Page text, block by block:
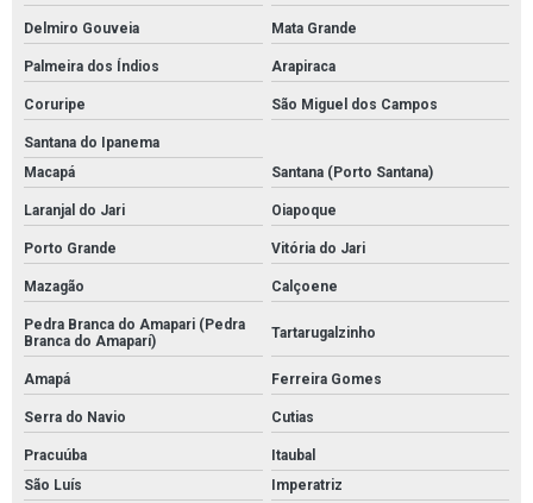
Delmiro Gouveia Mata Grande
Palmeira dos Índios Arapiraca
Coruripe São Miguel dos Campos
Santana do Ipanema
Macapá
Santana (Porto Santana)
Laranjal do Jari Oiapoque
Porto Grande Vitória do Jari
Mazagão Calçoene
Pedra Branca do Amapari (Pedra
Branca do Amaparí)
Tartarugalzinho
Amapá Ferreira Gomes
Serra do Navio Cutias
Pracuúba
Itaubal
São Luís
Imperatriz